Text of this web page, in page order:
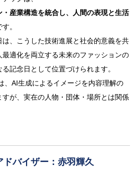
産業構造を統合し、人間の表現と生活
す。
、こうした技術進展と社会的意義を共
適化を両立する未来のファッションの
記念日として位置づけられます。
、AI生成によるイメージを内容理解の
が、実在の人物・団体・場所とは関係
ドバイザー：赤羽輝久